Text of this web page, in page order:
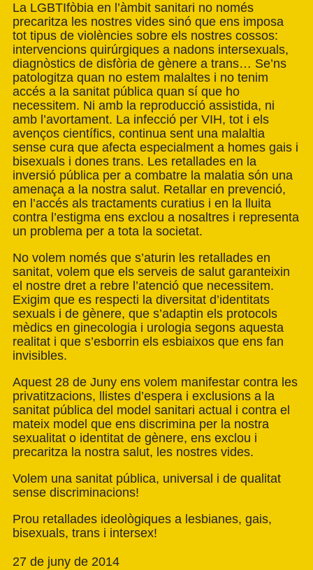
La LGBTIfòbia en l’àmbit sanitari no només
precaritza les nostres vides sinó que ens imposa
tot tipus de violències sobre els nostres cossos:
intervencions quirúrgiques a nadons intersexuals,
diagnòstics de disfòria de gènere a trans… Se’ns
patologitza quan no estem malaltes i no tenim
accés a la sanitat pública quan sí que ho
necessitem. Ni amb la reproducció assistida, ni
amb l’avortament. La infecció per VIH, tot i els
avenços científics, continua sent una malaltia
sense cura que afecta especialment a homes gais i
bisexuals i dones trans. Les retallades en la
inversió pública per a combatre la malatia són una
amenaça a la nostra salut. Retallar en prevenció,
en l’accés als tractaments curatius i en la lluita
contra l’estigma ens exclou a nosaltres i representa
un problema per a tota la societat.
No volem només que s’aturin les retallades en
sanitat, volem que els serveis de salut garanteixin
el nostre dret a rebre l’atenció que necessitem.
Exigim que es respecti la diversitat d’identitats
sexuals i de gènere, que s’adaptin els protocols
mèdics en ginecologia i urologia segons aquesta
realitat i que s’esborrin els esbiaixos que ens fan
invisibles.
Aquest 28 de Juny ens volem manifestar contra les
privatitzacions, llistes d’espera i exclusions a la
sanitat pública del model sanitari actual i contra el
mateix model que ens discrimina per la nostra
sexualitat o identitat de gènere, ens exclou i
precaritza la nostra salut, les nostres vides.
Volem una sanitat pública, universal i de qualitat
sense discriminacions!
Prou retallades ideològiques a lesbianes, gais,
bisexuals, trans i intersex!
27 de juny de 2014